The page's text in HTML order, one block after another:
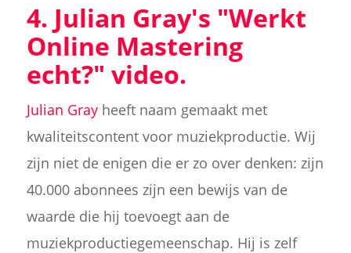
4. Julian Gray's "Werkt
Online Mastering
echt?" video.
Julian Grayheeft naam gemaakt met
kwaliteitscontent voor muziekproductie. Wij
zijn niet de enigen die er zo over denken: zijn
40.000 abonnees zijn een bewijs van de
waarde die hij toevoegt aan de
muziekproductiegemeenschap. Hij is zelf